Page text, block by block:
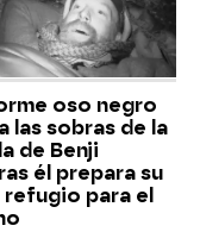
oso negro
las sobras de la
de Benji
él prepara su
refugio para el